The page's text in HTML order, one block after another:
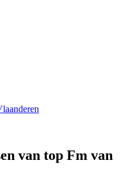
van top Fm van